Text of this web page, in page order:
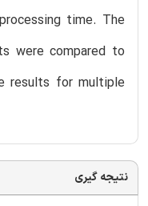
time. The
were compared to
results for multiple
نتیجه گیری